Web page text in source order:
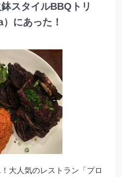
スタイルBBQトリ
にあった！
大人気のレストラン「プロ